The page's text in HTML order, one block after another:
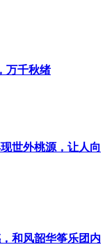
万千秋绪
世外桃源，让人向
和风韶华筝乐团内